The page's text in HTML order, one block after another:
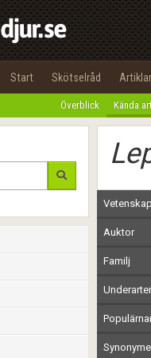
Start Skötselråd Artiklar
Överblick Kända
Auktor
Familj
Underarter